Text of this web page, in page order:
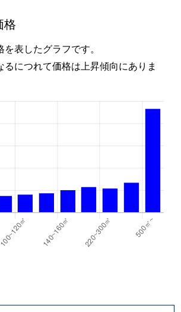
格
表したグラフです。
につれて価格は上昇傾向にありま